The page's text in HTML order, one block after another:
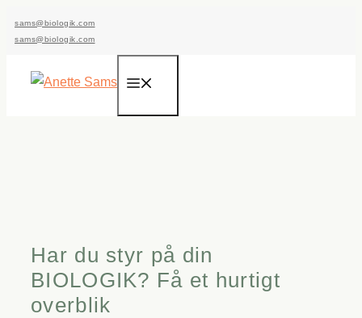
sams@biologik.com
sams@biologik.com
Har du styr på din
BIOLOGIK? Få et hurtigt
overblik